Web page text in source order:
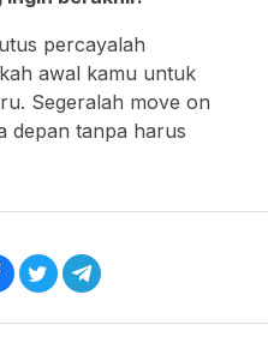
percayalah
awal kamu untuk
Segeralah move on
depan tanpa harus